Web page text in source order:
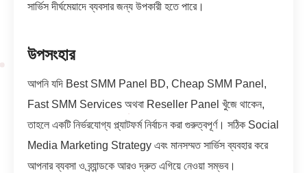
সার্ভিস দীর্ঘমেয়াদে ব্যবসার জন্য উপকারী হতে পারে।
উপসংহার
আপনি যদি Best SMM Panel BD, Cheap SMM Panel,
Fast SMM Services অথবা Reseller Panel খুঁজে থাকেন,
তাহলে একটি নির্ভরযোগ্য প্ল্যাটফর্ম নির্বাচন করা গুরুত্বপূর্ণ। সঠিক Social
Media Marketing Strategy এবং মানসম্মত সার্ভিস ব্যবহার করে
আপনার ব্যবসা ও ব্র্যান্ডকে আরও দ্রুত এগিয়ে নেওয়া সম্ভব।